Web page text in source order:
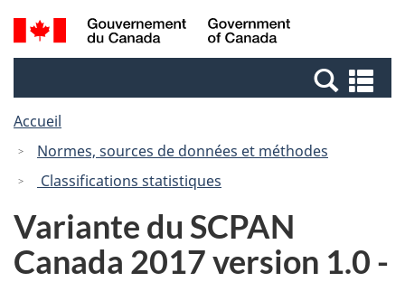
Passer
au
Passer
à
Canada
Recherche
et
et
Accueil
Normes, sources de données et méthodes
Classifications statistiques
Variante du SCPAN
Canada 2017 version 1.0 -